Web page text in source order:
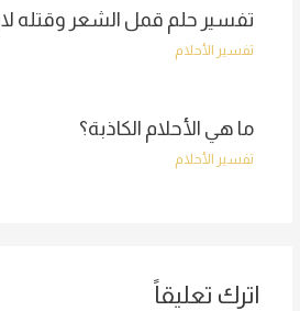
تفسير حلم قمل الشعر وقتله
تفسير الأحلام
ما هي الأحلام الكاذبة؟
تفسير الأحلام
اترك تعليقاً